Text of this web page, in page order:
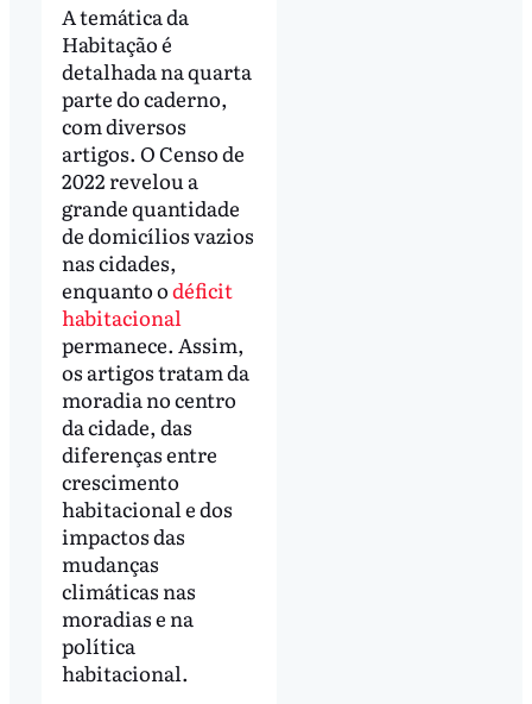
A temática da
Habitação é
detalhada na quarta
parte do caderno,
com diversos
artigos. O Censo de
2022 revelou a
grande quantidade
de domicílios vazios
nas cidades,
enquanto odéficit
habitacional
permanece. Assim,
os artigos tratam da
moradia no centro
da cidade, das
diferenças entre
crescimento
habitacional e dos
impactos das
mudanças
climáticas nas
moradias e na
política
habitacional.